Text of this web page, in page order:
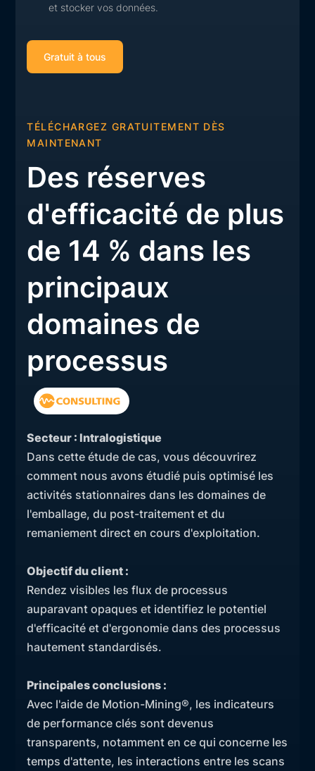
TÉLÉCHARGEZ GRATUITEMENT DÈS
MAINTENANT
Des réserves
d'efficacité de plus
de 14 % dans les
principaux
domaines de
processus
Secteur : Intralogistique
Dans cette étude de cas, vous découvrirez
comment nous avons étudié puis optimisé les
activités stationnaires dans les domaines de
l'emballage, du post-traitement et du
remaniement direct en cours d'exploitation.
Objectif du client :
Rendez visibles les flux de processus
auparavant opaques et identifiez le potentiel
d'efficacité et d'ergonomie dans des processus
hautement standardisés.
Principales conclusions :
Avec l'aide de Motion-Mining®, les indicateurs
de performance clés sont devenus
transparents, notamment en ce qui concerne les
temps d'attente, les interactions entre les scans
et stocker vos données.